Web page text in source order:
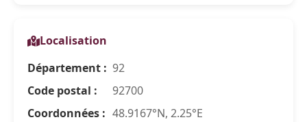
Localisation
Département : 92
Code postal :
92700
Coordonnées : 48.9167°N, 2.25°E